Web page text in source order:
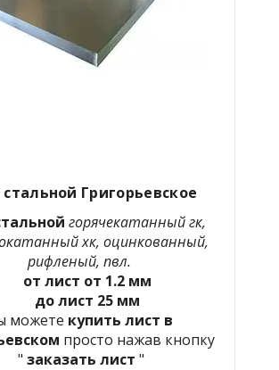
Григорьевское
горячекатанный гк,
хк, оцинкованный,
рифленый, пвл.
от лист от 1.2 мм
до лист 25 мм
можете купить лист в
просто нажав кнопку
" заказать лист "